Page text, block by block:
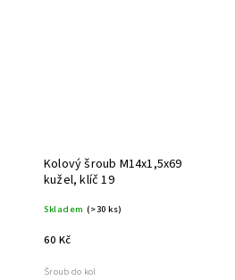
Kolový šroub M14x1,5x69
kužel, klíč 19
Skladem (>30 ks)
60 Kč
Šroub do kol